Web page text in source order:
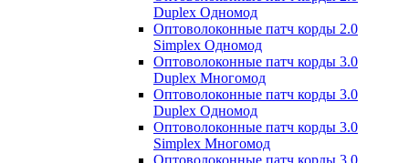
Duplex Одномод
Оптоволоконные патч корды 2.0
Simplex Одномод
Оптоволоконные патч корды 3.0
Duplex Многомод
Оптоволоконные патч корды 3.0
Duplex Одномод
Оптоволоконные патч корды 3.0
Simplex Многомод
Оптоволоконные патч корды 3.0